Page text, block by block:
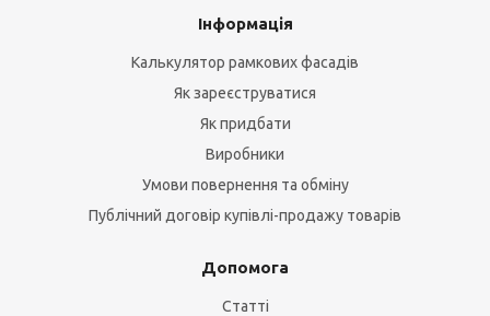
Інформація
Калькулятор рамкових фасадів
Як зареєструватися
Як придбати
Виробники
Умови повернення та обміну
Публічний договір купівлі-продажу товарів
Допомога
Статті